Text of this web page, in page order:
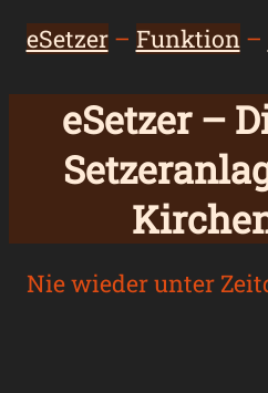
eSetzer– Funktion–
eSetzer –
Nie wieder unter